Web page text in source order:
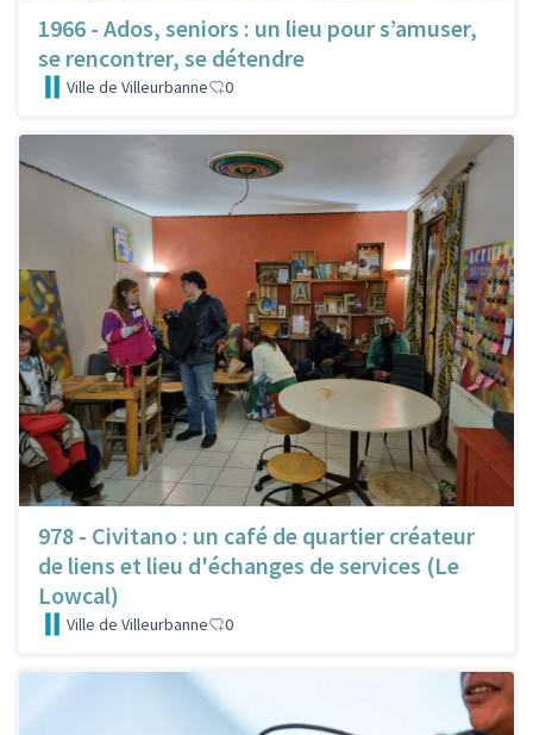
1966 - Ados, seniors : un lieu pour s’amuser,
se rencontrer, se détendre
Ville de Villeurbanne 0
978 - Civitano : un café de quartier créateur
de liens et lieu d'échanges de services (Le
Lowcal)
Ville de Villeurbanne 0